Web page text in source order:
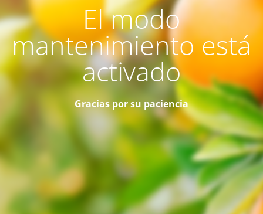
El modo
mantenimiento está
activado
Gracias por su paciencia